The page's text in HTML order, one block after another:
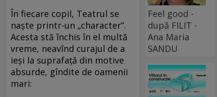
În fiecare copil, Teatrul se
naşte printr-un „character”.
Acesta stă închis în el multă
vreme, neavînd curajul de a
ieşi la suprafaţă din motive
absurde, gîndite de oamenii
mari:
Feel good -
după FILIT -
Ana Maria
SANDU